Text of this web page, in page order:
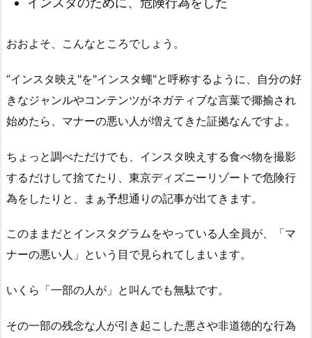
おおよそ、こんなところでしょう。
“インスタ映え"を"インスタ蠅"と呼称するように、自分の好
きなジャンルやコンテンツがネガティブな言葉で揶揄され
始めたら、マナーの悪い人が増えてきた証拠なんですよ。
ちょっと調べただけでも、インスタ映えする食べ物を撮影
するだけして捨てたり、東京ディズニーリゾートで危険行
為をしたりと、まぁ予想通りの記事が出てきます。
このままだとインスタグラムをやっている人全員が、「マ
ナーの悪い人」という目で見られてしまいます。
いくら「一部の人が」と叫んでも無駄です。
その一部の残念な人が引き起こした悪さや非道徳的な行為